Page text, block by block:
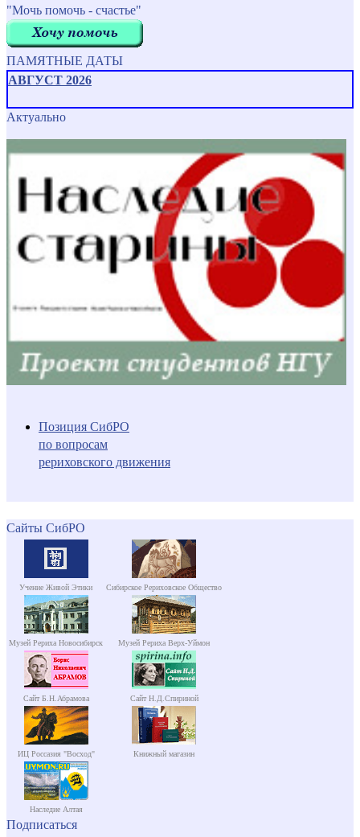
"Мочь помочь - счастье"
ПАМЯТНЫЕ ДАТЫ
АВГУСТ 2026
Актуально
Позиция СибРО
по вопросам
рериховского движения
Сайты СибРО
Учение Живой Этики Сибирское Рериховское Общество
Музей Рериха Новосибирск Музей Рериха Верх-Уймон
Сайт Б.Н.Абрамова Сайт Н.Д.Спириной
ИЦ Россазия "Восход" Книжный магазин
Наследие Алтая
Подписаться